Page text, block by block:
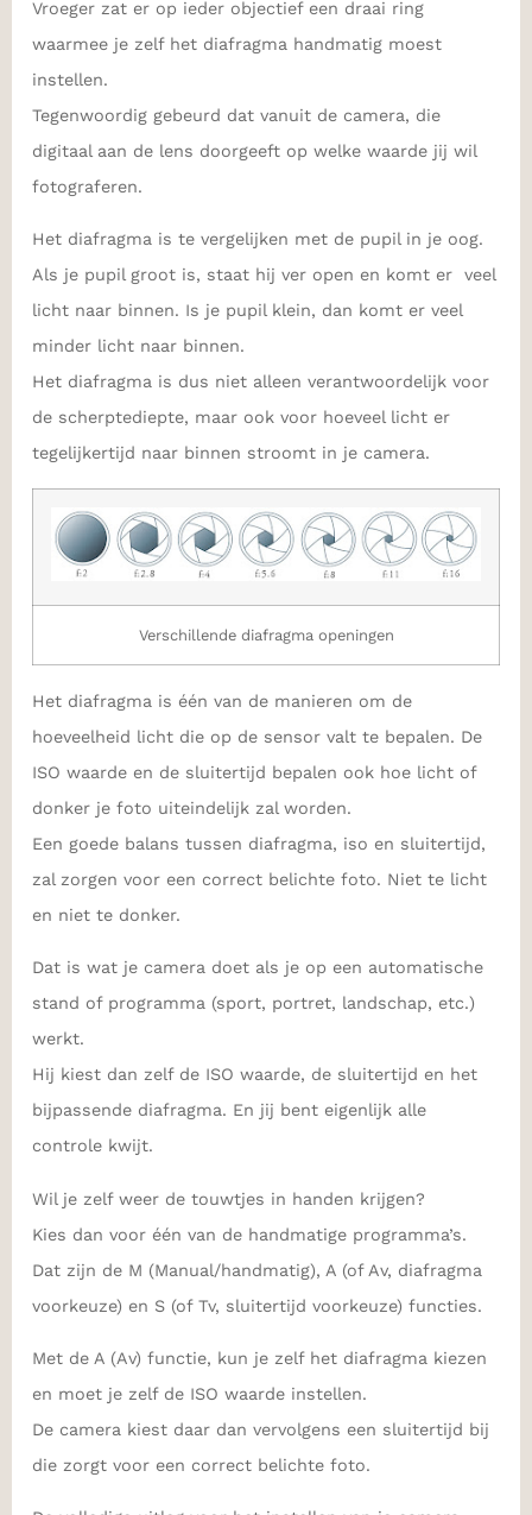
Vroeger zat er op ieder objectief een draai ring
waarmee je zelf het diafragma handmatig moest
instellen.
Tegenwoordig gebeurd dat vanuit de camera, die
digitaal aan de lens doorgeeft op welke waarde jij wil
fotograferen.
Het diafragma is te vergelijken met de pupil in je oog.
Als je pupil groot is, staat hij ver open en komt er veel
licht naar binnen. Is je pupil klein, dan komt er veel
minder licht naar binnen.
Het diafragma is dus niet alleen verantwoordelijk voor
de scherptediepte, maar ook voor hoeveel licht er
tegelijkertijd naar binnen stroomt in je camera.
Verschillende diafragma openingen
Het diafragma is één van de manieren om de
hoeveelheid licht die op de sensor valt te bepalen. De
ISO waarde en de sluitertijd bepalen ook hoe licht of
donker je foto uiteindelijk zal worden.
Een goede balans tussen diafragma, iso en sluitertijd,
zal zorgen voor een correct belichte foto. Niet te licht
en niet te donker.
Dat is wat je camera doet als je op een automatische
stand of programma (sport, portret, landschap, etc.)
werkt.
Hij kiest dan zelf de ISO waarde, de sluitertijd en het
bijpassende diafragma. En jij bent eigenlijk alle
controle kwijt.
Wil je zelf weer de touwtjes in handen krijgen?
Kies dan voor één van de handmatige programma’s.
Dat zijn de M (Manual/handmatig), A (of Av, diafragma
voorkeuze) en S (of Tv, sluitertijd voorkeuze) functies.
Met de A (Av) functie, kun je zelf het diafragma kiezen
en moet je zelf de ISO waarde instellen.
De camera kiest daar dan vervolgens een sluitertijd bij
die zorgt voor een correct belichte foto.